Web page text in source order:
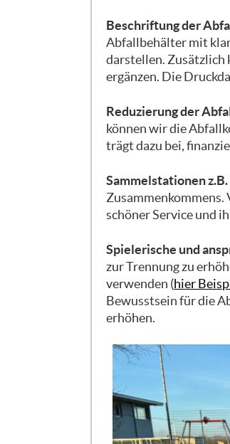
Beschriftung der
Abfallbehälter mit
darstellen. Zusätzlich
ergänzen. Die
Reduzierung der
können wir die
trägt dazu bei,
Sammelstationen
Zusammenkommens.
schöner Service und
Spielerische und
zur Trennung zu
verwenden (hier
Bewusstsein für die
erhöhen.